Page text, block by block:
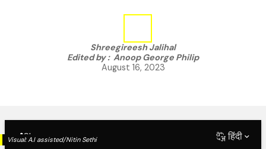
Shreegireesh Jalihal
Edited by : Anoop George Philip
August 16, 2023
Visual:A.I assisted/Nitin Sethi
Share हिंदी